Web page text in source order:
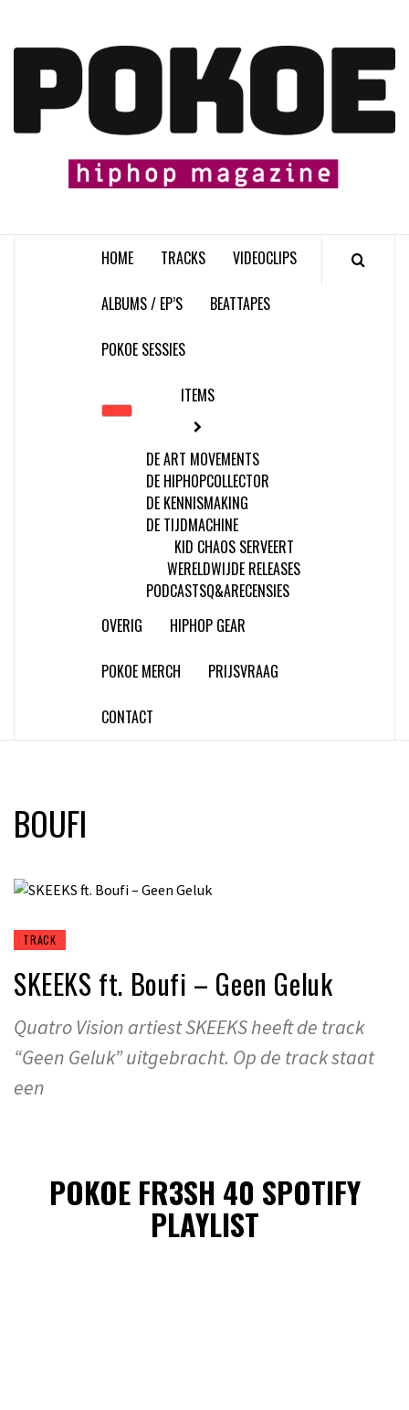
content
HOME TRACKS VIDEOCLIPS
ALBUMS / EP’S BEATTAPES
POKOE SESSIES
ITEMS
DE ART MOVEMENTS
DE HIPHOPCOLLECTOR
DE KENNISMAKING
DE TIJDMACHINE
KID CHAOS SERVEERT
WERELDWIJDE RELEASES
PODCASTSQ&ARECENSIES
OVERIG
HIPHOP GEAR
POKOE MERCH PRIJSVRAAG
CONTACT
BOUFI
TRACK
SKEEKS ft. Boufi – Geen Geluk
Quatro Vision artiest SKEEKS heeft de track
“Geen Geluk” uitgebracht. Op de track staat
een
POKOE FR3SH 40 SPOTIFY
PLAYLIST